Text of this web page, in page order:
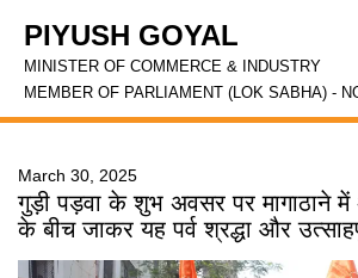
PIYUSH GOYAL
MINISTER OF COMMERCE & INDUSTRY
MEMBER OF PARLIAMENT (LOK SABHA) -
March 30, 2025
गुड़ी पड़वा के शुभ अवसर पर मागाठाने में
के बीच जाकर यह पर्व श्रद्धा और